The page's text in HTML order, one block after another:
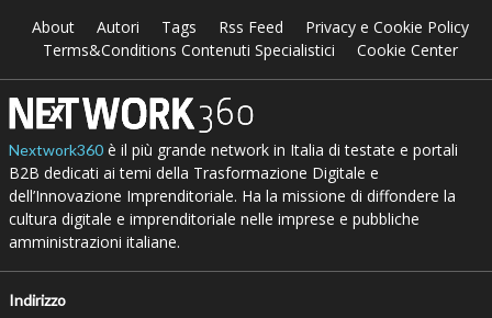
About Autori Tags Rss Feed
Privacy e Cookie Policy
Terms&Conditions Contenuti Specialistici
Cookie Center
Nextwork360è il più grande network in Italia di testate e portali
B2B dedicati ai temi della Trasformazione Digitale e
dell’Innovazione Imprenditoriale. Ha la missione di diffondere la
cultura digitale e imprenditoriale nelle imprese e pubbliche
amministrazioni italiane.
Indirizzo